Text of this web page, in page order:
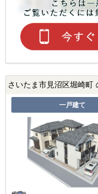
さいたま市見沼区堀崎町
一戸建て